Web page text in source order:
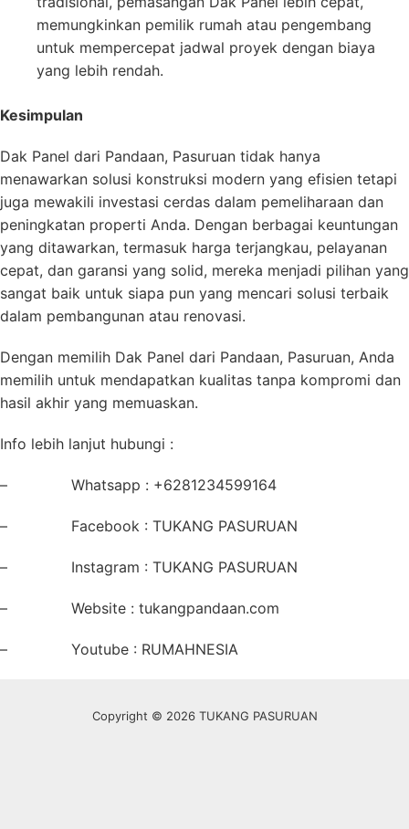
memungkinkan pemilik rumah atau pengembang
untuk mempercepat jadwal proyek dengan biaya
yang lebih rendah.
Kesimpulan
Dak Panel dari Pandaan, Pasuruan tidak hanya
menawarkan solusi konstruksi modern yang efisien tetapi
juga mewakili investasi cerdas dalam pemeliharaan dan
peningkatan properti Anda. Dengan berbagai keuntungan
yang ditawarkan, termasuk harga terjangkau, pelayanan
cepat, dan garansi yang solid, mereka menjadi pilihan yang
sangat baik untuk siapa pun yang mencari solusi terbaik
dalam pembangunan atau renovasi.
Dengan memilih Dak Panel dari Pandaan, Pasuruan, Anda
memilih untuk mendapatkan kualitas tanpa kompromi dan
hasil akhir yang memuaskan.
Info lebih lanjut hubungi :
– Whatsapp : +6281234599164
– Facebook : TUKANG PASURUAN
– Instagram : TUKANG PASURUAN
– Website : tukangpandaan.com
– Youtube : RUMAHNESIA
Copyright © 2026 TUKANG PASURUAN